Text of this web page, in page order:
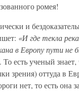
ромея!
и
«И где текла
в Европу пути
. То есть ученый
зрения) оттуда в
нет, то есть она